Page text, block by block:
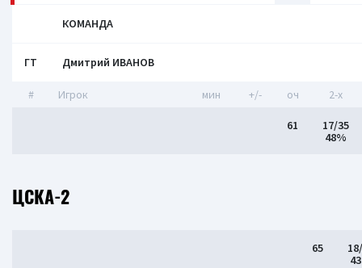
КОМАНДА
ГТ Дмитрий ИВАНОВ
# Игрок мин +/- оч 2-x
61
17/35
48%
ЦСКА-2
65